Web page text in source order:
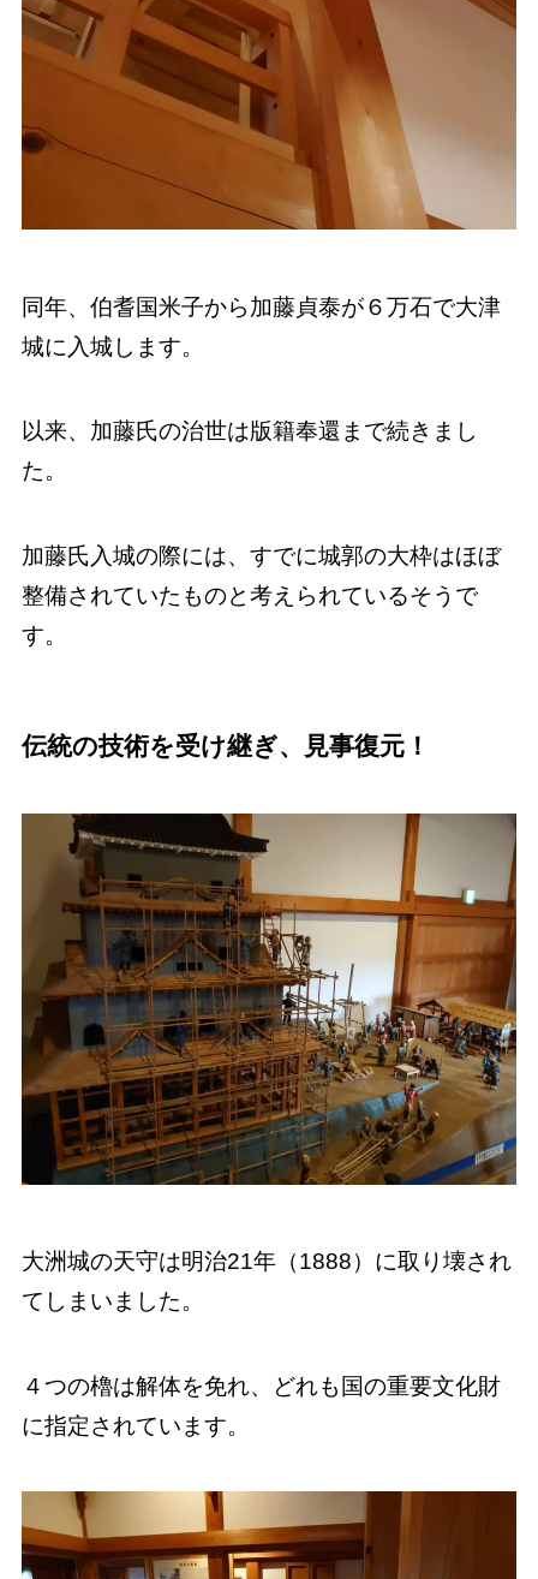
同年、伯耆国米子から加藤貞泰が６万石で大津
城に入城します。
以来、加藤氏の治世は版籍奉還まで続きまし
た。
加藤氏入城の際には、すでに城郭の大枠はほぼ
整備されていたものと考えられているそうで
す。
伝統の技術を受け継ぎ、見事復元！
大洲城の天守は明治21年（1888）に取り壊され
てしまいました。
４つの櫓は解体を免れ、どれも国の重要文化財
に指定されています。